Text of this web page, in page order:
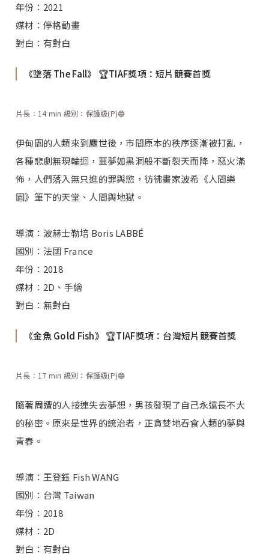
年份：2021
媒材：停格動畫
對白：有對白
《墜落 The Fall》 🏆TIAF獎項：短片競賽首獎
片長：14 min 級別：保護級(P)🔵
伊甸園的人類來到塵世後，市間原本的秩序逐漸被打亂，
各種悲劇無現輪迴，噩夢如黑洞般不斷裂天而降，惡火滿
佈，人們落入無只進的罪與慾，彷彿畫家波希《人間樂
園》筆下的天堂、人間與地獄。
導演：波赫士勒培 Boris LABBÉ
國別：法國 France
年份：2018
媒材：2D、手繪
對白：無對白
《金魚 Gold Fish》 🏆TIAF獎項：台灣短片競賽首獎
片長：17 min 級別：保護級(P)🔵
隨著周遭的人接連失去夢想，男孩發現了自己永遠長不大
的秘密。原來是世界的統治者，正貪婪地吞食人類的夢與
青春。
導演：王登鈺 Fish WANG
國別：台灣 Taiwan
年份：2018
媒材：2D
對白：有對白